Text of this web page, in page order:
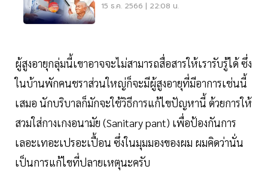
15 ธ.ค. 2566 | 22:08 น.
ผู้สูงอายุกลุ่มนี้เขาอาจจะไม่สามารถสื่อสารให้เรารับรู้ได้ ซึ่ง
ในบ้านพักคนชราส่วนใหญ่ก็จะมีผู้สูงอายุที่มีอาการเช่นนี้
เสมอ นักบริบาลก็มักจะใช้วิธีการแก้ไขปัญหานี้ ด้วยการให้
สวมใส่กางเกงอนามัย (Sanitary pant) เพื่อป้องกันการ
เลอะเทอะเปรอะเปื้อน ซึ่งในมุมมองของผม ผมคิดว่านั่น
เป็นการแก้ไขที่ปลายเหตุนะครับ